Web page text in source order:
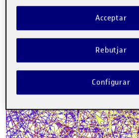
Publicat per
Úrsula Bischofberger Valdes
Data de publicació14 novembre,
3 comentaris
Rebutjar
Acceptar
Configurar